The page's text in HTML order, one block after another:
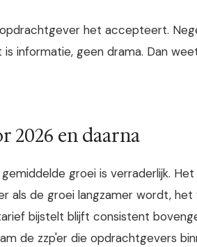
het accepteert.
informatie, geen drama. Dan
2026 en daarna
groei is verraderlijk.
als de groei langzamer wordt,
bijstelt blijft consistent
de zzp'er die opdrachtgevers